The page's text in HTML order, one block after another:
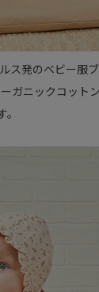
ス発のベビー服
ガニックコット